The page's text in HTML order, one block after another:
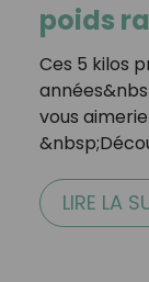
poids
Ces 5 kilos
vous
LIRE LA